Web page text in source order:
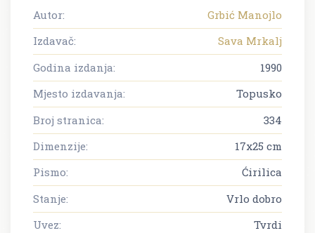
Autor:
Grbić Manojlo
Izdavač:
Sava Mrkalj
Godina izdanja:
1990
Mjesto izdavanja:
Topusko
Broj stranica:
334
Dimenzije:
17x25 cm
Pismo:
Ćirilica
Stanje:
Vrlo dobro
Uvez:
Tvrdi